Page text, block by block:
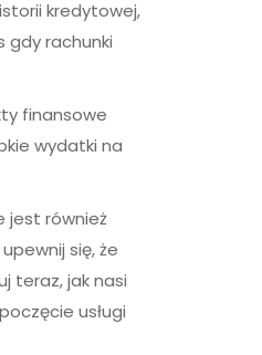
kredytowej,
gdy rachunki
finansowe
wydatki na
jest również
się, że
teraz, jak nasi
usługi